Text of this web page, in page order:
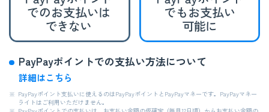
PayPayポイントでの支払い方法について
詳細はこちら
※ PayPayポイント支払いに使えるのはPayPayポイントとPayPayマネーです。PayPayマネー
ライトはご利用いただけません。